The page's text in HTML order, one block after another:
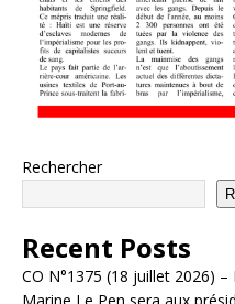
Rechercher
Recent Posts
CO N°1375 (18 juillet 2026)